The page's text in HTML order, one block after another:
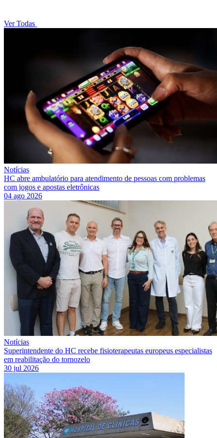
Ver Todas
Notícias
HC abre ambulatório para atendimento de pessoas com problemas
com jogos e apostas eletrônicas
04 ago 2026
Notícias
Superintendente do HC recebe fisioterapeutas europeus especialistas
em reabilitação do tornozelo
30 jul 2026